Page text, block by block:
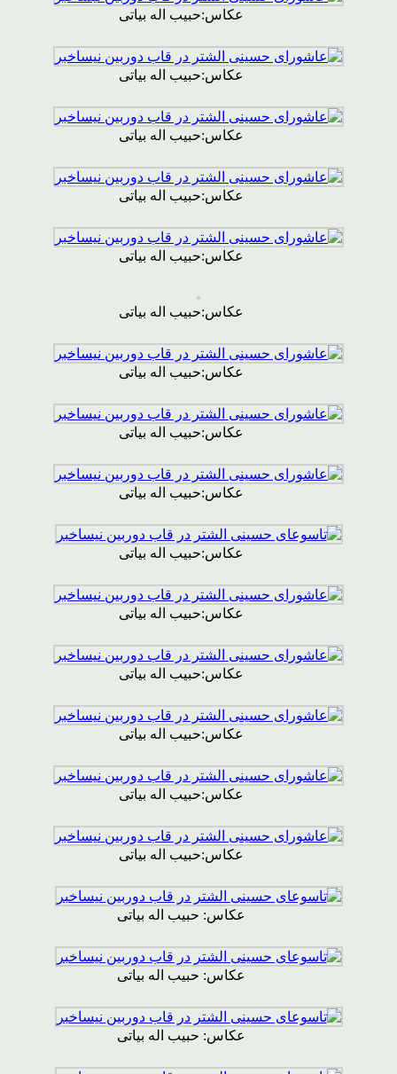
عکاس:حبیب اله بیاتی
عکاس:حبیب اله بیاتی
عکاس:حبیب اله بیاتی
عکاس:حبیب اله بیاتی
عکاس:حبیب اله بیاتی
عکاس:حبیب اله بیاتی
عکاس:حبیب اله بیاتی
عکاس:حبیب اله بیاتی
عکاس:حبیب اله بیاتی
عکاس:حبیب اله بیاتی
عکاس:حبیب اله بیاتی
عکاس:حبیب اله بیاتی
عکاس:حبیب اله بیاتی
عکاس:حبیب اله بیاتی
عکاس:حبیب اله بیاتی
عکاس: حبیب اله بیاتی
عکاس: حبیب اله بیاتی
عکاس: حبیب اله بیاتی